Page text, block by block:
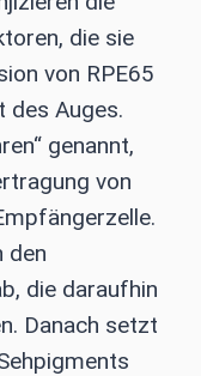
die sie
von RPE65
des Auges.
genannt,
von
den
die daraufhin
Danach setzt